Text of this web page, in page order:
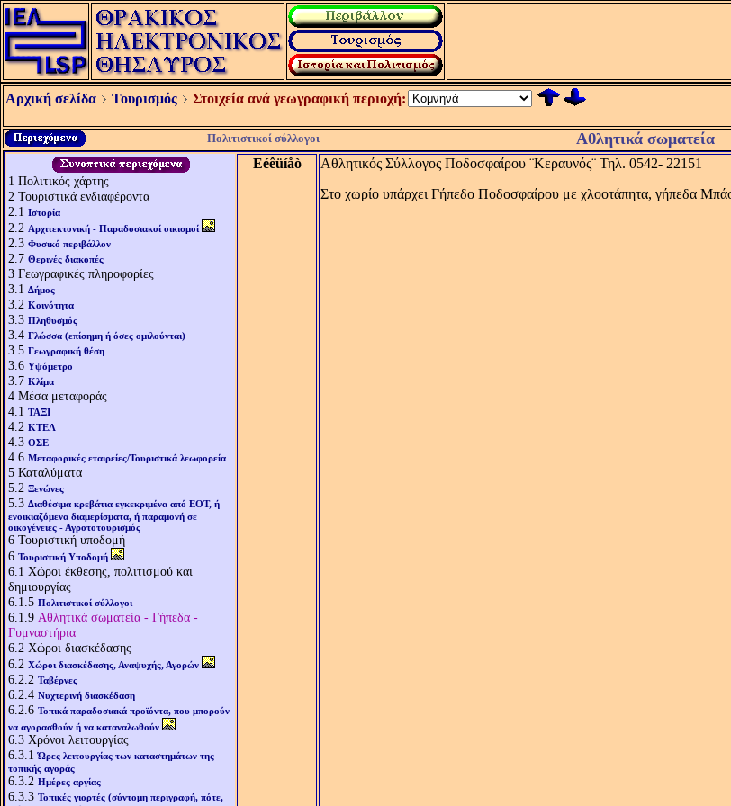
Αρχική σελίδα Τουρισμός Στοιχεία ανά γεωγραφική περιοχή:
Πολιτιστικοί σύλλογοι Αθλητικά σωματεία
1 Πολιτικός χάρτης
2 Τουριστικά ενδιαφέροντα
2.1 Ιστορία
2.2 Αρχιτεκτονική - Παραδοσιακοί οικισμοί
2.3 Φυσικό περιβάλλον
2.7 Θερινές διακοπές
3 Γεωγραφικές πληροφορίες
3.1 Δήμος
3.2 Κοινότητα
3.3 Πληθυσμός
3.4 Γλώσσα (επίσημη ή όσες ομιλούνται)
3.5 Γεωγραφική θέση
3.6 Υψόμετρο
3.7 Κλίμα
4 Μέσα μεταφοράς
4.1 ΤΑΞΙ
4.2 ΚΤΕΛ
4.3 ΟΣΕ
4.6 Μεταφορικές εταιρείες/Τουριστικά λεωφορεία
5 Καταλύματα
5.2 Ξενώνες
5.3 Διαθέσιμα κρεβάτια εγκεκριμένα από ΕΟΤ, ή
ενοικιαζόμενα διαμερίσματα, ή παραμονή σε
οικογένειες - Αγροτοτουρισμός
6 Τουριστική υποδομή
6 Τουριστική Υποδομή
6.1 Χώροι έκθεσης, πολιτισμού και
δημιουργίας
6.1.5 Πολιτιστικοί σύλλογοι
6.1.9 Αθλητικά σωματεία - Γήπεδα -
Γυμναστήρια
6.2 Χώροι διασκέδασης
6.2 Χώροι διασκέδασης, Αναψυχής, Αγορών
6.2.2 Ταβέρνες
6.2.4 Νυχτερινή διασκέδαση
6.2.6 Τοπικά παραδοσιακά προϊόντα, που μπορούν
να αγορασθούν ή να καταναλωθούν
6.3 Χρόνοι λειτουργίας
6.3.1Ώρες λειτουργίας των καταστημάτων της
τοπικής αγοράς
6.3.2 Ημέρες αργίας
6.3.3 Τοπικές γιορτές (σύντομη περιγραφή, πότε,
Eéêüíåò
Αθλητικός Σύλλογος Ποδοσφαίρου ¨Κεραυνός¨ Τηλ. 0542- 22151
Στο χωρίο υπάρχει Γήπεδο Ποδοσφαίρου με χλοοτάπητα, γήπεδα